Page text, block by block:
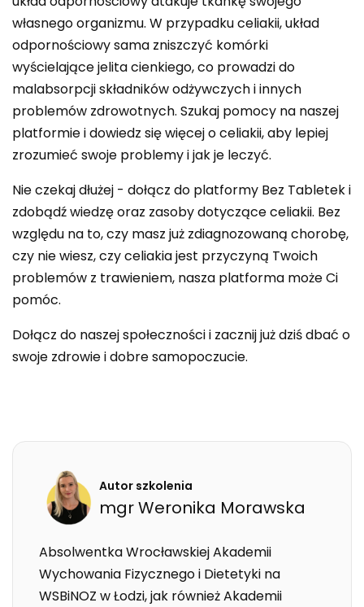
własnego organizmu. W przypadku celiakii, układ
odpornościowy sama zniszczyć komórki
wyścielające jelita cienkiego, co prowadzi do
malabsorpcji składników odżywczych i innych
problemów zdrowotnych. Szukaj pomocy na naszej
platformie i dowiedz się więcej o celiakii, aby lepiej
zrozumieć swoje problemy i jak je leczyć.
Nie czekaj dłużej - dołącz do platformy Bez Tabletek i
zdobądź wiedzę oraz zasoby dotyczące celiakii. Bez
względu na to, czy masz już zdiagnozowaną chorobę,
czy nie wiesz, czy celiakia jest przyczyną Twoich
problemów z trawieniem, nasza platforma może Ci
pomóc.
Dołącz do naszej społeczności i zacznij już dziś dbać o
swoje zdrowie i dobre samopoczucie.
Autor szkolenia
mgrWeronika Morawska
Absolwentka Wrocławskiej Akademii
Wychowania Fizycznego i Dietetyki na
WSBiNOZ w Łodzi, jak również Akademii